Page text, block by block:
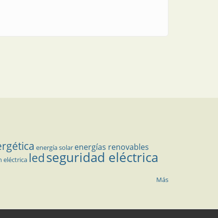
energía solar energías renovables
eléctrica ledseguridad eléctrica
Más